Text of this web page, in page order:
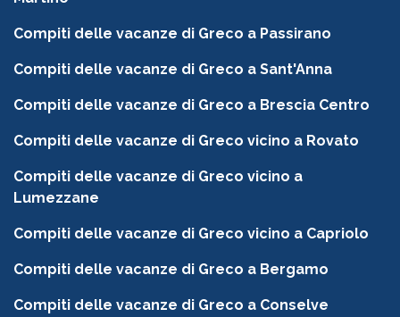
Compiti delle vacanze di Greco a Passirano
Compiti delle vacanze di Greco a Sant'Anna
Compiti delle vacanze di Greco a Brescia Centro
Compiti delle vacanze di Greco vicino a Rovato
Compiti delle vacanze di Greco vicino a
Lumezzane
Compiti delle vacanze di Greco vicino a Capriolo
Compiti delle vacanze di Greco a Bergamo
Compiti delle vacanze di Greco a Conselve